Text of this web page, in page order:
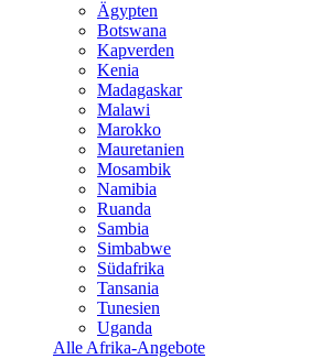
Ägypten
Botswana
Kapverden
Kenia
Madagaskar
Malawi
Marokko
Mauretanien
Mosambik
Namibia
Ruanda
Sambia
Simbabwe
Südafrika
Tansania
Tunesien
Uganda
Alle Afrika-Angebote